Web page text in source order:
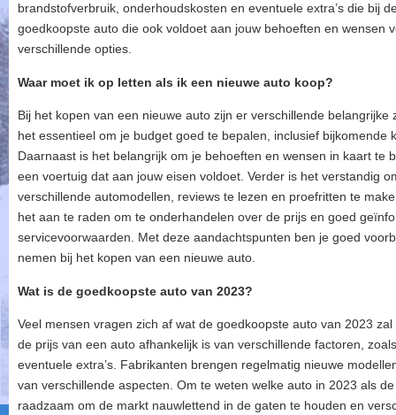
brandstofverbruik, onderhoudskosten en eventuele extra’s die bij
goedkoopste auto die ook voldoet aan jouw behoeften en wensen
verschillende opties.
Waar moet ik op letten als ik een nieuwe auto koop?
Bij het kopen van een nieuwe auto zijn er verschillende
het essentieel om je budget goed te bepalen, inclusief bijkomende
Daarnaast is het belangrijk om je behoeften en wensen in kaart te
een voertuig dat aan jouw eisen voldoet. Verder is het verstandig
verschillende automodellen, reviews te lezen en proefritten te
het aan te raden om te onderhandelen over de prijs en goed
servicevoorwaarden. Met deze aandachtspunten ben je goed
nemen bij het kopen van een nieuwe auto.
Wat is de goedkoopste auto van 2023?
Veel mensen vragen zich af wat de goedkoopste auto van 2023
de prijs van een auto afhankelijk is van verschillende factoren,
eventuele extra’s. Fabrikanten brengen regelmatig nieuwe
van verschillende aspecten. Om te weten welke auto in 2023 als
raadzaam om de markt nauwlettend in de gaten te houden en